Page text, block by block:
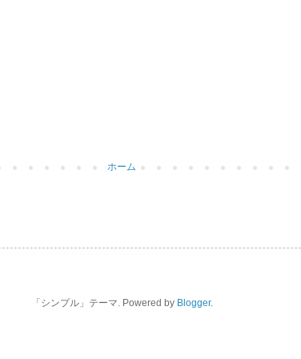
ホーム
「シンプル」テーマ. Powered by Blogger.